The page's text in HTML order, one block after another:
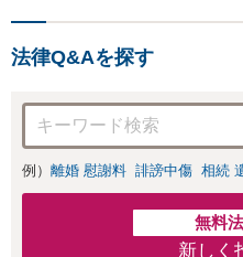
法律Q&Aを探す
例） 離婚 慰謝料 誹謗中傷 相続
無料
新しく